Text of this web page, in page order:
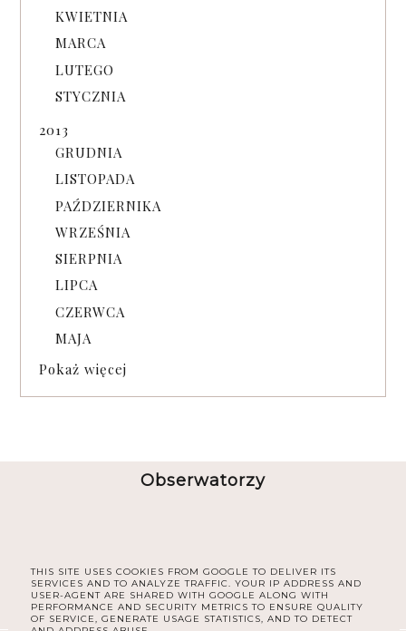
KWIETNIA
MARCA
LUTEGO
STYCZNIA
2013
GRUDNIA
LISTOPADA
PAŹDZIERNIKA
WRZEŚNIA
SIERPNIA
LIPCA
CZERWCA
MAJA
Pokaż więcej
Obserwatorzy
THIS SITE USES COOKIES FROM GOOGLE TO DELIVER ITS
SERVICES AND TO ANALYZE TRAFFIC. YOUR IP ADDRESS AND
USER-AGENT ARE SHARED WITH GOOGLE ALONG WITH
PERFORMANCE AND SECURITY METRICS TO ENSURE QUALITY
OF SERVICE, GENERATE USAGE STATISTICS, AND TO DETECT